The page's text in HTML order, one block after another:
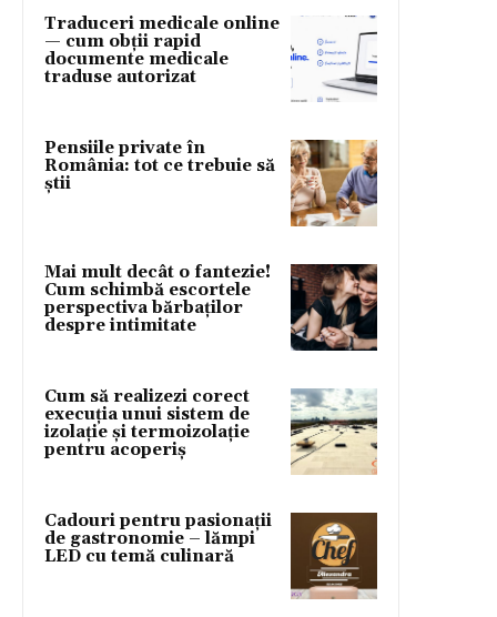
Traduceri medicale online
— cum obții rapid
documente medicale
traduse autorizat
Pensiile private în
România: tot ce trebuie să
știi
Mai mult decât o fantezie!
Cum schimbă escortele
perspectiva bărbaților
despre intimitate
Cum să realizezi corect
execuția unui sistem de
izolație și termoizolație
pentru acoperiș
Cadouri pentru pasionații
de gastronomie – lămpi
LED cu temă culinară